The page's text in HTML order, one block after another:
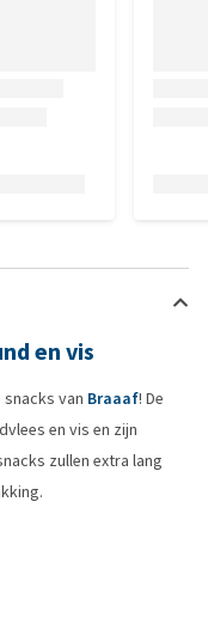
en vis
van Braaaf! De
en vis en zijn
zullen extra lang